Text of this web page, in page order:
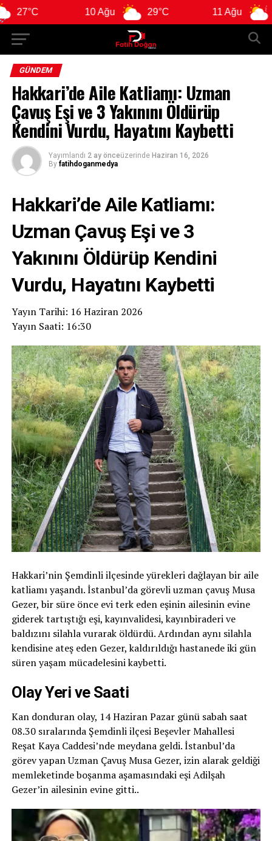
29°C 28°C
GÜNDEM
Hakkari’de Aile Katliamı: Uzman
Çavuş Eşi ve 3 Yakınını Öldürüp
Kendini Vurdu, Hayatını Kaybetti
Yayımlandı 2 ay önceüzerinde Haziran 16, 2026
By fatihdoganmedya
Hakkari’de Aile Katliamı:
Uzman Çavuş Eşi ve 3
Yakınını Öldürüp Kendini
Vurdu, Hayatını Kaybetti
Yayın Tarihi: 16 Haziran 2026
Yayın Saati: 16:30
Hakkari’nin Şemdinli ilçesinde yürekleri dağlayan bir aile
katliamı yaşandı. İstanbul’da görevli uzman çavuş Musa
Gezer, bir süre önce evi terk eden eşinin ailesinin evine
giderek tartıştığı eşi, kayınvalidesi, kayınbiraderi ve
baldızını silahla vurarak öldürdü. Ardından aynı silahla
kendisine ateş eden Gezer, kaldırıldığı hastanede iki gün
süren yaşam mücadelesini kaybetti.
Olay Yeri ve Saati
Kan donduran olay, 14 Haziran Pazar günü sabah saat
08.30 sıralarında Şemdinli ilçesi Beşevler Mahallesi
Reşat Kaya Caddesi’nde meydana geldi. İstanbul’da
görev yapan Uzman Çavuş Musa Gezer, izin alarak geldiği
memleketinde boşanma aşamasındaki eşi Adilşah
Gezer’in ailesinin evine gitti..